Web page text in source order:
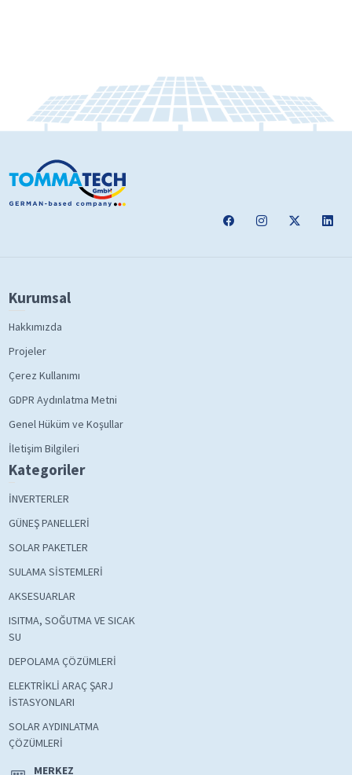
Kurumsal
Hakkımızda
Projeler
Çerez Kullanımı
GDPR Aydınlatma Metni
Genel Hüküm ve Koşullar
İletişim Bilgileri
Kategoriler
İNVERTERLER
GÜNEŞ PANELLERİ
SOLAR PAKETLER
SULAMA SİSTEMLERİ
AKSESUARLAR
ISITMA, SOĞUTMA VE SICAK
SU
DEPOLAMA ÇÖZÜMLERİ
ELEKTRİKLİ ARAÇ ŞARJ
İSTASYONLARI
SOLAR AYDINLATMA
ÇÖZÜMLERİ
MERKEZ